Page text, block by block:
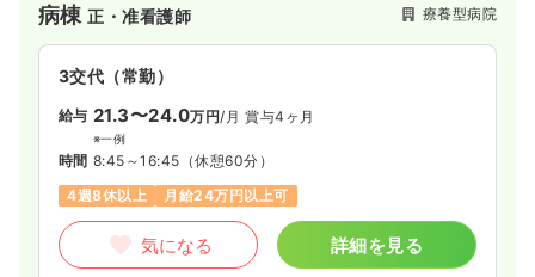
し、入所者様のプライバシーに配慮した療養環境を確保してい
ます。山あいに位置しており、四季折々の自然の中でゆっくり
と療養できる環境です。理学療法士が入所者様の状態に合わせ
たリハビリテーションを実施しているため、自然豊かな環境
で、医療ニーズの高い高齢者への長期療養支援とリハビリに携
わりたい看護師さんにおすすめの施設です。
病棟正・准看護師 療養型病院
3交代（常勤）
給与 21.3〜24.0万円/月 賞与4ヶ月
※一例
時間 8:45～16:45 （休憩60分）
4週8休以上
月給24万円以上可
気になる 詳細を見る